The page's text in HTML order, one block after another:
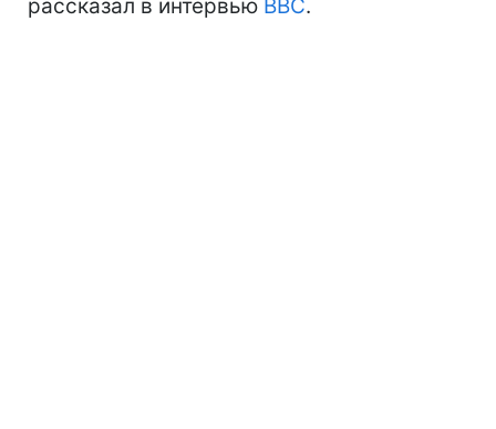
рассказал в интервью BBC.